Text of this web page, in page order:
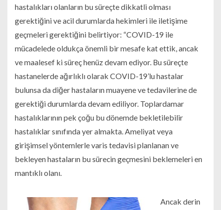
hastalıkları olanların bu süreçte dikkatli olması
gerektiğini ve acil durumlarda hekimleri ile iletişime
geçmeleri gerektiğini belirtiyor: “COVID-19 ile
mücadelede oldukça önemli bir mesafe kat ettik, ancak
ve maalesef ki süreç henüz devam ediyor. Bu süreçte
hastanelerde ağırlıklı olarak COVID-19’lu hastalar
bulunsa da diğer hastaların muayene ve tedavilerine de
gerektiği durumlarda devam ediliyor. Toplardamar
hastalıklarının pek çoğu bu dönemde bekletilebilir
hastalıklar sınıfında yer almakta. Ameliyat veya
girişimsel yöntemlerle varis tedavisi planlanan ve
bekleyen hastaların bu sürecin geçmesini beklemeleri en
mantıklı olanı.
Ancak derin